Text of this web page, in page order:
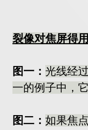
裂像对焦屏得用
图一： 光线经
一的例子中，
图二： 如果焦